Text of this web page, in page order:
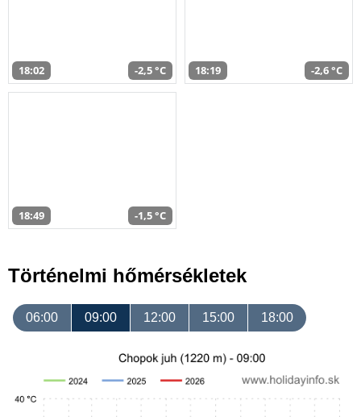
18:02 -2,5 °C 18:19 -2,6 °C
18:49 -1,5 °C
Történelmi hőmérsékletek
06:00 09:00 12:00 15:00 18:00